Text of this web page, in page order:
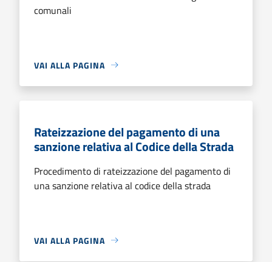
comunali
VAI ALLA PAGINA
Rateizzazione del pagamento di una
sanzione relativa al Codice della Strada
Procedimento di rateizzazione del pagamento di
una sanzione relativa al codice della strada
VAI ALLA PAGINA